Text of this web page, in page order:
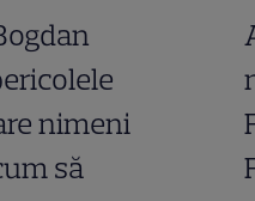
nimeni
să